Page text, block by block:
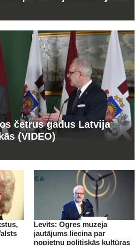
četrus gadus Latvija
(VIDEO)
Levits: Ogres muzeja
jautājums liecina par
nopietnu politiskās kultūras